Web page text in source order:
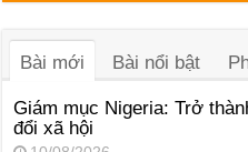
âm
Bài mới Bài nổi bật
Giám mục Nigeria: Trở
đổi xã hội